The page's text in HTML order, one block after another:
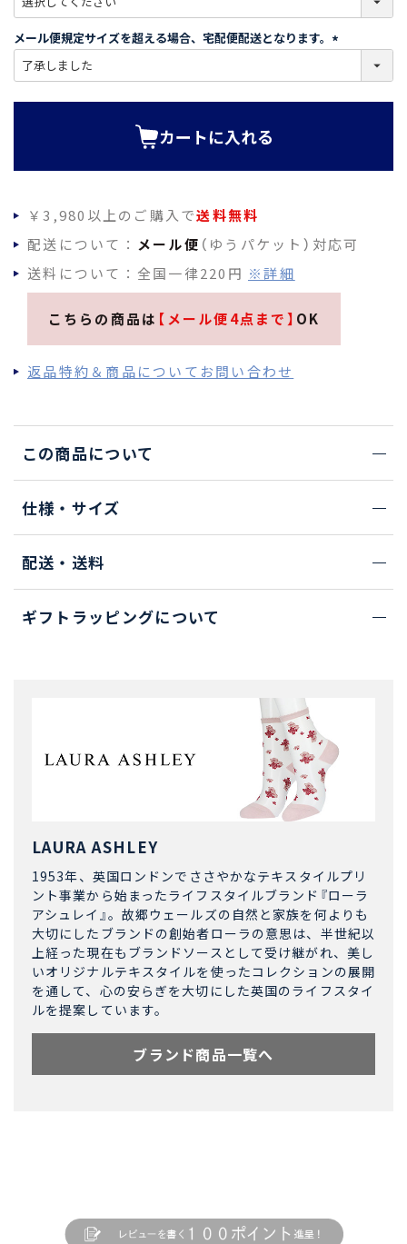
必
須
)
メール便規定サイズを超える場合、宅配便配送となります。
必
カートに入れる
￥3,980以上のご購入で送料無料
配送について： メール便 （ゆうパケット）対応可
送料について：全国一律220円 ※詳細
こちらの商品は 【メール便4点まで】 OK
返品特約＆商品についてお問い合わせ
この商品について
仕様・サイズ
配送・送料
ギフトラッピングについて
LAURA ASHLEY
1953年、英国ロンドンでささやかなテキスタイルプリ
ント事業から始まったライフスタイルブランド『ローラ
アシュレイ』。故郷ウェールズの自然と家族を何よりも
大切にしたブランドの創始者ローラの意思は、半世紀以
上経った現在もブランドソースとして受け継がれ、美し
いオリジナルテキスタイルを使ったコレクションの展開
を通して、心の安らぎを大切にした英国のライフスタイ
ルを提案しています。
ブランド商品一覧へ